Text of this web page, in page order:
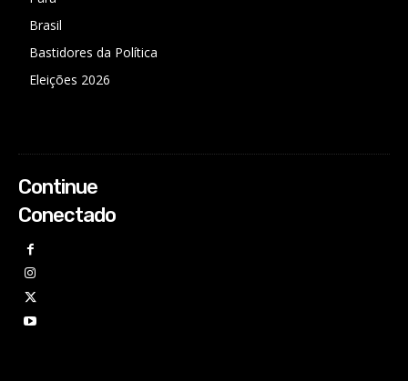
Brasil
Bastidores da Política
Eleições 2026
Continue
Conectado